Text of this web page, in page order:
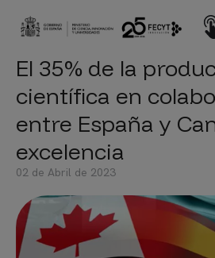
02 de Abril de 2023
El 35% de la
científica en
entre España y
excelencia